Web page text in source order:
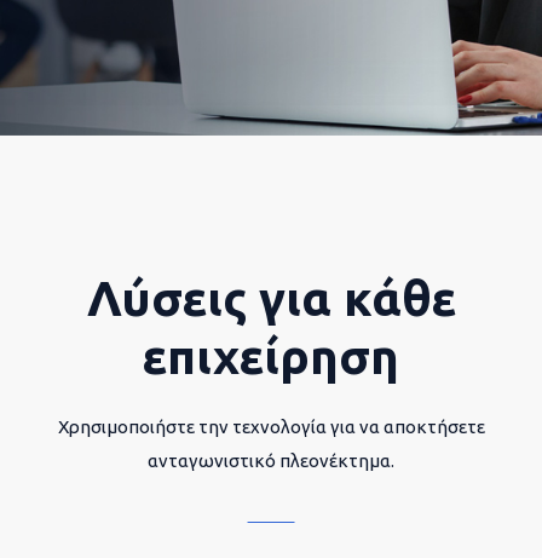
Λύσεις για κάθε
επιχείρηση
Χρησιμοποιήστε την τεχνολογία για να αποκτήσετε
ανταγωνιστικό πλεονέκτημα.